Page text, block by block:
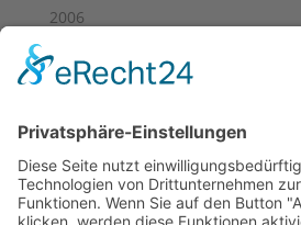
2006
(2006): „Ethical Audit“ als ethische
Bewertung und Dokumentation
Tieren zum Zeitpunkt der
Fleischwirtschaft 5/2006 (86), 21-